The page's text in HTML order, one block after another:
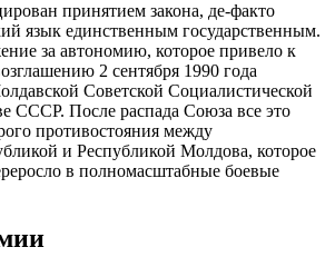
принятием закона, де-факто
язык единственным государственным.
за автономию, которое привело к
2 сентября 1990 года
Советской Социалистической
СССР. После распада Союза все это
противостояния между
и Республикой Молдова, которое
в полномасштабные боевые